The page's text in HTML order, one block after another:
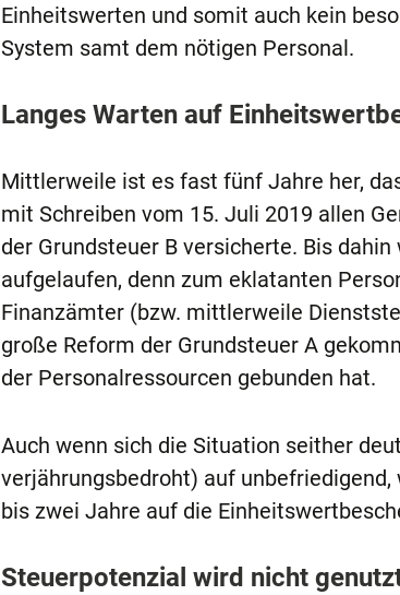
Einheitswerten und somit auch kein
System samt dem nötigen Personal.
Langes Warten auf
Mittlerweile ist es fast fünf Jahre her,
mit Schreiben vom 15. Juli 2019 allen
der Grundsteuer B versicherte. Bis
aufgelaufen, denn zum eklatanten
Finanzämter (bzw. mittlerweile
große Reform der Grundsteuer A
der Personalressourcen gebunden hat.
Auch wenn sich die Situation seither
verjährungsbedroht) auf
bis zwei Jahre auf die
Steuerpotenzial wird nicht